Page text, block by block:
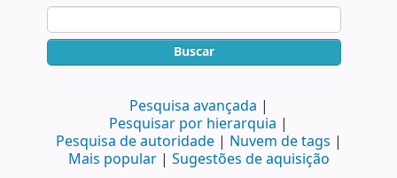
Buscar
Pesquisa avançada
Pesquisar por hierarquia
Pesquisa de autoridade
Nuvem de tags
Mais popular
Sugestões de aquisição